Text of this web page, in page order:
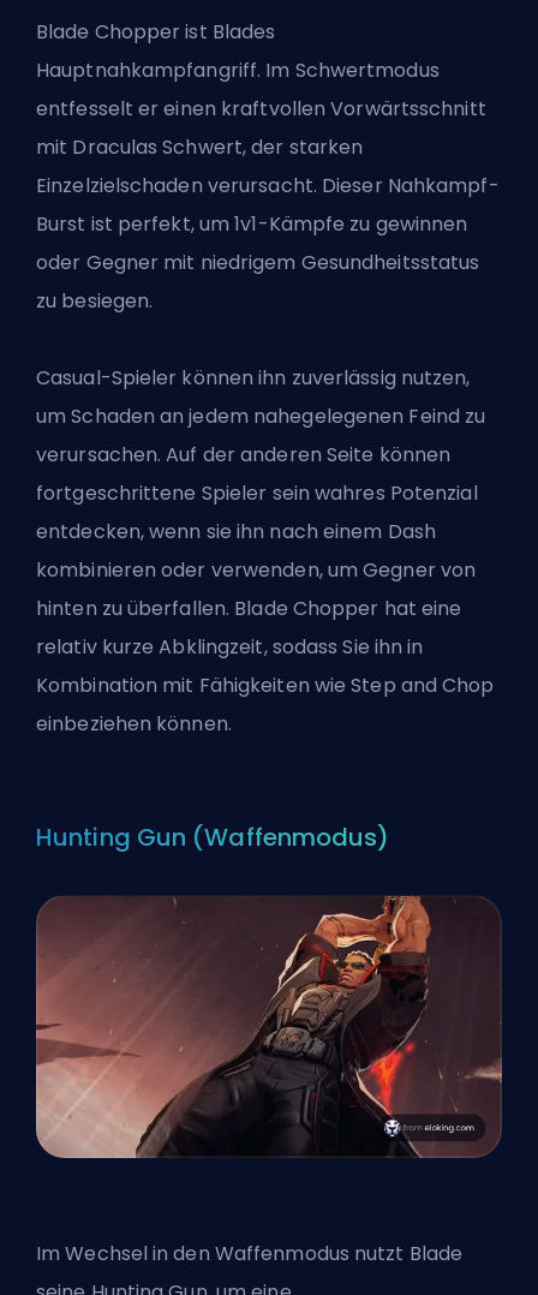
Blade Chopper ist Blades
Hauptnahkampfangriff. Im Schwertmodus
entfesselt er einen kraftvollen Vorwärtsschnitt
mit Draculas Schwert, der starken
Einzelzielschaden verursacht. Dieser Nahkampf-
Burst ist perfekt, um 1v1-Kämpfe zu gewinnen
oder Gegner mit niedrigem Gesundheitsstatus
zu besiegen.
Casual-Spieler können ihn zuverlässig nutzen,
um Schaden an jedem nahegelegenen Feind zu
verursachen. Auf der anderen Seite können
fortgeschrittene Spieler sein wahres Potenzial
entdecken, wenn sie ihn nach einem Dash
kombinieren oder verwenden, um Gegner von
hinten zu überfallen. Blade Chopper hat eine
relativ kurze Abklingzeit, sodass Sie ihn in
Kombination mit Fähigkeiten wie Step and Chop
einbeziehen können.
Hunting Gun (Waffenmodus)
Im Wechsel in den Waffenmodus nutzt Blade